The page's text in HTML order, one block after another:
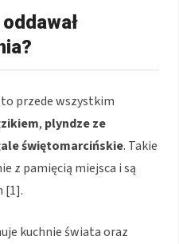
przede wszystkim
, plyndze ze
świętomarcińskie. Takie
z pamięcią miejsca i są
[1].
kuchnie świata oraz